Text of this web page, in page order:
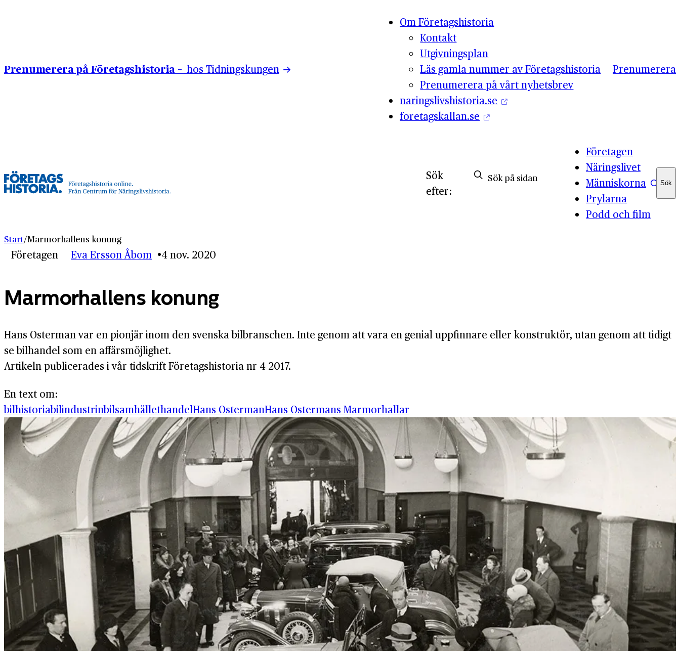
Prenumerera på Företagshistoria – hos Tidningskungen
Om Företagshistoria
Kontakt
Utgivningsplan
Läs gamla nummer av Företagshistoria
Prenumerera på vårt nyhetsbrev
naringslivshistoria.se
foretagskallan.se
Prenumerera
Företagen
Näringslivet
Människorna
Prylarna
Podd och film
Sök
efter:
Sök
Sök
Start/Marmorhallens konung
Företagen Eva Ersson Åbom 4 nov. 2020
Marmorhallens konung
Hans Osterman var en pionjär inom den svenska bilbranschen. Inte genom att vara en genial uppfinnare eller konstruktör, utan genom att tidigt
se bilhandel som en affärsmöjlighet.
Artikeln publicerades i vår tidskrift Företagshistoria nr 4 2017.
En text om:
bilhistoriabilindustrinbilsamhällethandelHans OstermanHans Ostermans Marmorhallar